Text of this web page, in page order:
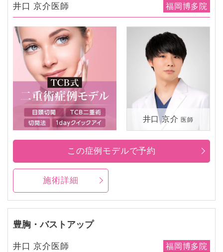
井口 京介医師 福岡博多院
井口 京介 医師
施術詳細
この症例モデルで予約
豊胸・バストアップ
井口 京介医師 福岡博多院